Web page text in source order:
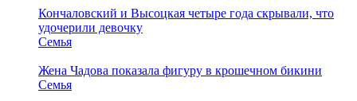
Кончаловский и Высоцкая четыре года скрывали, что
удочерили девочку
Семья
Жена Чадова показала фигуру в крошечном бикини
Семья